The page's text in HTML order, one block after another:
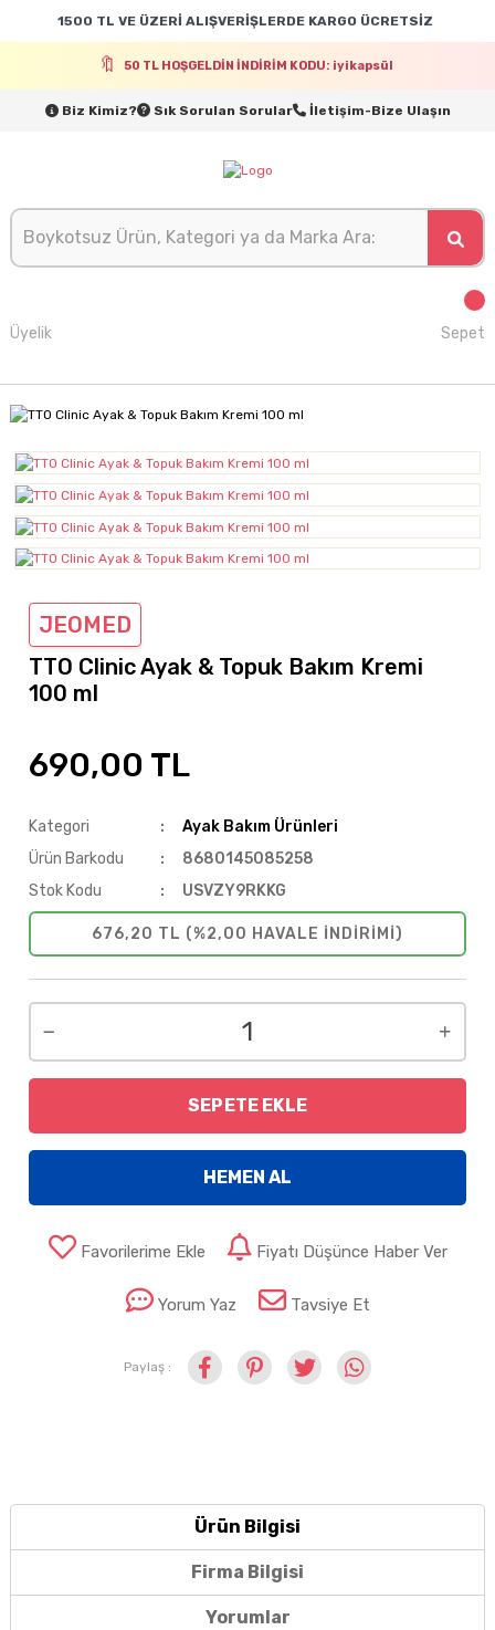
1500 TL VE ÜZERİ ALIŞVERİŞLERDE KARGO ÜCRETSİZ
50 TL HOŞGELDİN İNDİRİM KODU: iyikapsül
Biz Kimiz? Sık Sorulan Sorular İletişim-Bize Ulaşın
Üyelik Sepet
JEOMED
TTO Clinic Ayak & Topuk Bakım Kremi
100 ml
690,00 TL
Kategori
Ayak Bakım Ürünleri
Ürün Barkodu
8680145085258
Stok Kodu
USVZY9RKKG
676,20 TL (%2,00 HAVALE INDIRIMI)
SEPETE EKLE
HEMEN AL
Favorilerime Ekle Fiyatı Düşünce Haber Ver
Yorum Yaz Tavsiye Et
Paylaş :
Ürün Bilgisi
Firma Bilgisi
Yorumlar